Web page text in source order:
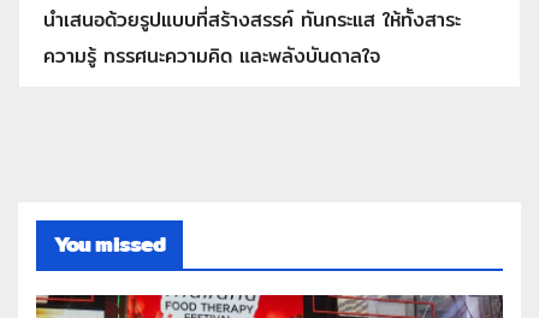
นำเสนอด้วยรูปแบบที่สร้างสรรค์ ทันกระแส ให้ทั้งสาระ
ความรู้ ทรรศนะความคิด และพลังบันดาลใจ
You missed